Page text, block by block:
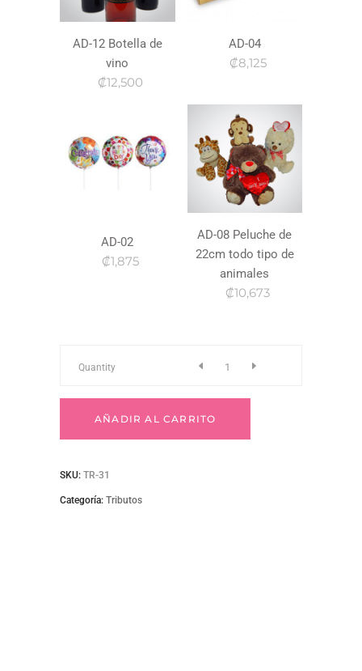
AD-12 Botella de
vino
₡12,500
AD-04
₡8,125
AD-02
₡1,875
AD-08 Peluche de
22cm todo tipo de
animales
₡10,673
TR-
Quantity
AÑADIR AL CARRITO
SKU: TR-31
Categoría: Tributos